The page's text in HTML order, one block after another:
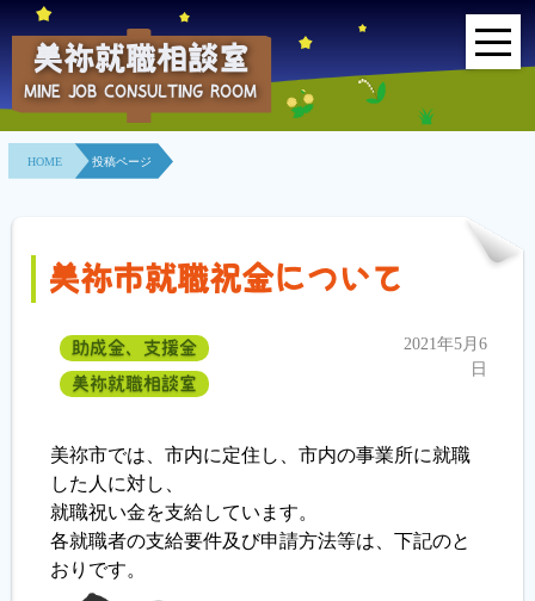
HOME
事業所紹介
相談室とは？
利用者の声
求人情報検索
各種セミナー
履歴書ジェネレーター
美祢就職相談室
MINE JOB CONSULTING ROOM
HOME 投稿ページ
美祢市就職祝金について
助成金、支援金
美祢就職相談室
2021年5月6
日
美祢市では、市内に定住し、市内の事業所に就職
した人に対し、
就職祝い金を支給しています。
各就職者の支給要件及び申請方法等は、下記のと
おりです。